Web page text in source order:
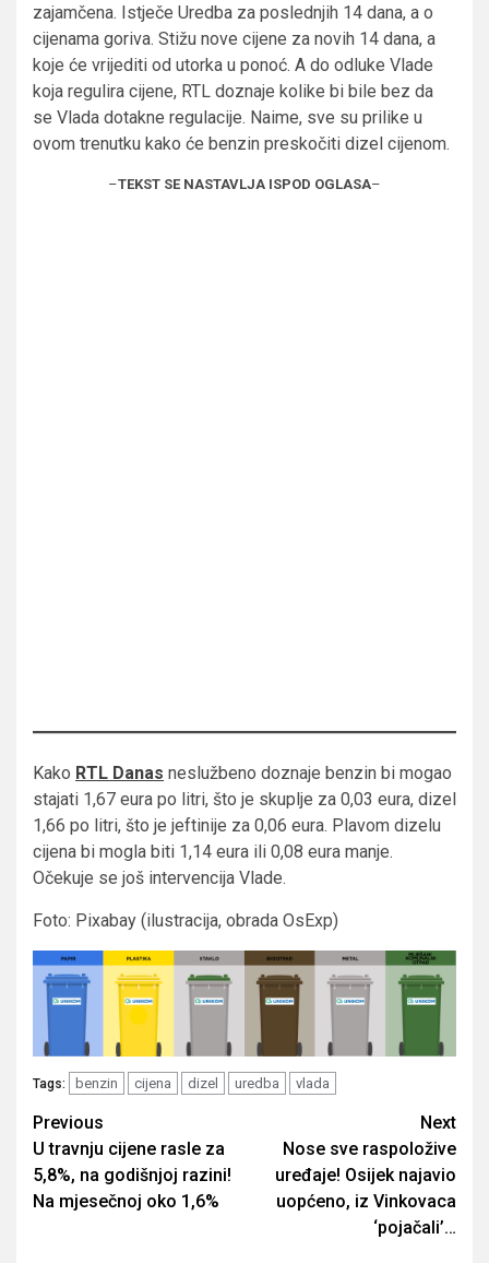
zajamčena. Istječe Uredba za poslednjih 14 dana, a o
cijenama goriva. Stižu nove cijene za novih 14 dana, a
koje će vrijediti od utorka u ponoć. A do odluke Vlade
koja regulira cijene, RTL doznaje kolike bi bile bez da
se Vlada dotakne regulacije. Naime, sve su prilike u
ovom trenutku kako će benzin preskočiti dizel cijenom.
–TEKST SE NASTAVLJA ISPOD OGLASA–
Kako RTL Danas neslužbeno doznaje benzin bi mogao
stajati 1,67 eura po litri, što je skuplje za 0,03 eura, dizel
1,66 po litri, što je jeftinije za 0,06 eura. Plavom dizelu
cijena bi mogla biti 1,14 eura ili 0,08 eura manje.
Očekuje se još intervencija Vlade.
Foto: Pixabay (ilustracija, obrada OsExp)
Tags: benzin cijena dizel uredba vlada
Post
navigation
Previous
U travnju cijene rasle za
5,8%, na godišnjoj razini!
Na mjesečnoj oko 1,6%
Next
Nose sve raspoložive
uređaje! Osijek najavio
uopćeno, iz Vinkovaca
‘pojačali’…